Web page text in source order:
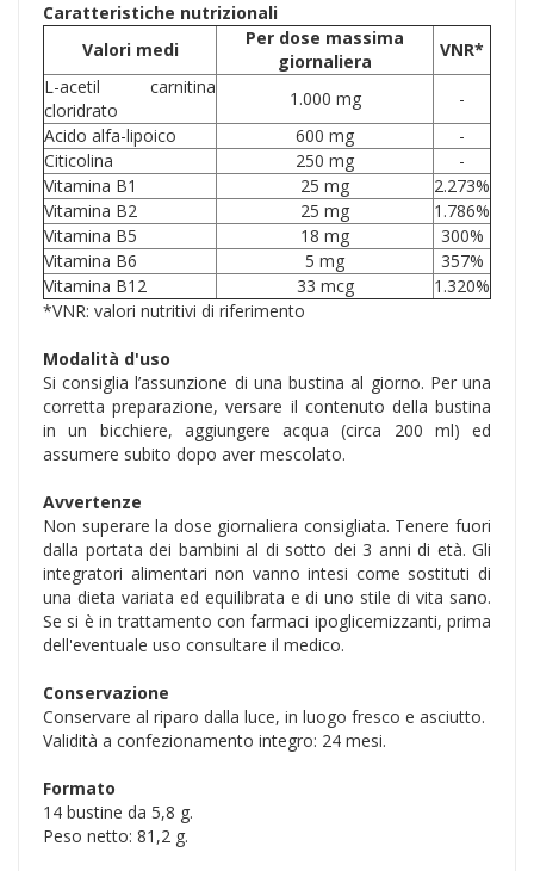
Caratteristiche nutrizionali
Valori medi
Per dose massima
giornaliera
VNR*
L-acetil carnitina
cloridrato
1.000 mg
-
Acido alfa-lipoico
600 mg
-
Citicolina
250 mg
-
Vitamina B1
25 mg
2.273%
Vitamina B2
25 mg
1.786%
Vitamina B5
18 mg
300%
Vitamina B6
5 mg
357%
Vitamina B12
33 mcg
1.320%
*VNR: valori nutritivi di riferimento
Modalità d'uso
Si consiglia l’assunzione di una bustina al giorno. Per una
corretta preparazione, versare il contenuto della bustina
in un bicchiere, aggiungere acqua (circa 200 ml) ed
assumere subito dopo aver mescolato.
Avvertenze
Non superare la dose giornaliera consigliata. Tenere fuori
dalla portata dei bambini al di sotto dei 3 anni di età. Gli
integratori alimentari non vanno intesi come sostituti di
una dieta variata ed equilibrata e di uno stile di vita sano.
Se si è in trattamento con farmaci ipoglicemizzanti, prima
dell'eventuale uso consultare il medico.
Conservazione
Conservare al riparo dalla luce, in luogo fresco e asciutto.
Validità a confezionamento integro: 24 mesi.
Formato
14 bustine da 5,8 g.
Peso netto: 81,2 g.